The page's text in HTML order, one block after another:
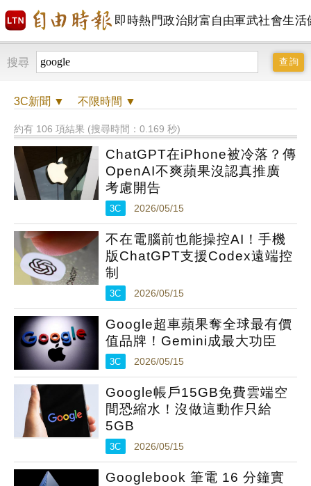
即時熱門政治財富自由軍武社會生活
搜尋
3C新聞 ▼ 不限時間 ▼
約有 106 項結果 (搜尋時間：0.169 秒)
ChatGPT在iPhone被冷落？傳
OpenAI不爽蘋果沒認真推廣
考慮開告
3C 2026/05/15
不在電腦前也能操控AI！手機
版ChatGPT支援Codex遠端控
制
3C 2026/05/15
Google超車蘋果奪全球最有價
值品牌！Gemini成最大功臣
3C 2026/05/15
Google帳戶15GB免費雲端空
間恐縮水！沒做這動作只給
5GB
3C 2026/05/15
Googlebook 筆電 16 分鐘實